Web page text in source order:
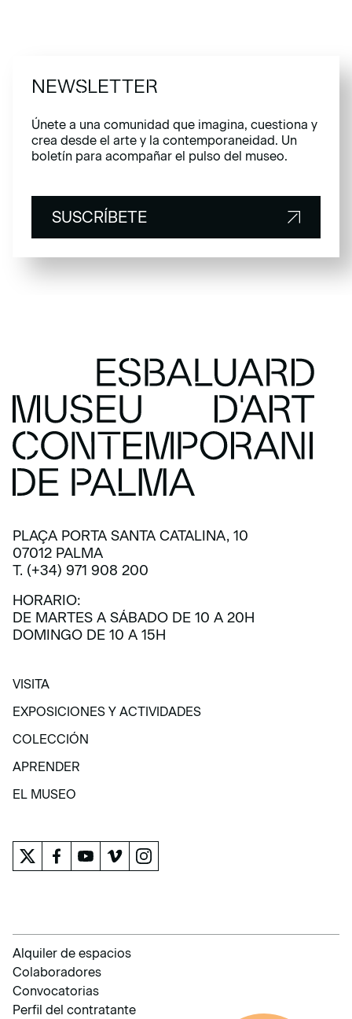
NEWSLETTER
Únete a una comunidad que imagina, cuestiona y
crea desde el arte y la contemporaneidad. Un
boletín para acompañar el pulso del museo.
SUSCRÍBETE
SUSCRÍBETE
PLAÇA PORTA SANTA CATALINA, 10
07012 PALMA
T. (+34) 971 908 200
HORARIO:
DE MARTES A SÁBADO DE 10 A 20H
DOMINGO DE 10 A 15H
VISITA
VISITA
EXPOSICIONES Y ACTIVIDADES
EXPOSICIONES Y ACTIVIDADES
COLECCIÓN
COLECCIÓN
APRENDER
APRENDER
EL MUSEO
Alquiler de espacios
Colaboradores
Convocatorias
Perfil del contratante